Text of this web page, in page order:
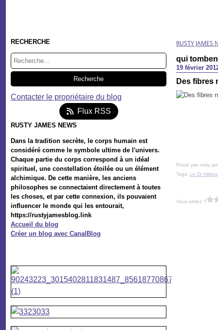
RECHERCHE
Contacter le propriétaire du blog
Flux RSS
RUSTY JAMES NEWS
Dans la tradition secrète, le corps humain est
considéré comme le symbole ultime de l'univers.
Chaque partie du corps correspond à un idéal
spirituel, une constellation étoilée ou un élément
alchimique. De cette manière, les anciens
philosophes se connectaient directement à toutes
les choses, et par cette connexion, ils pouvaient
influencer le monde qui les entourait,
https://rustyjamesblog.link
Accueil du blog
Créer un blog avec CanalBlog
RUSTY JAMES
qui
19 février
Des fibres
Posté par rusty
Tags: Le Dr
Vous aimez ?